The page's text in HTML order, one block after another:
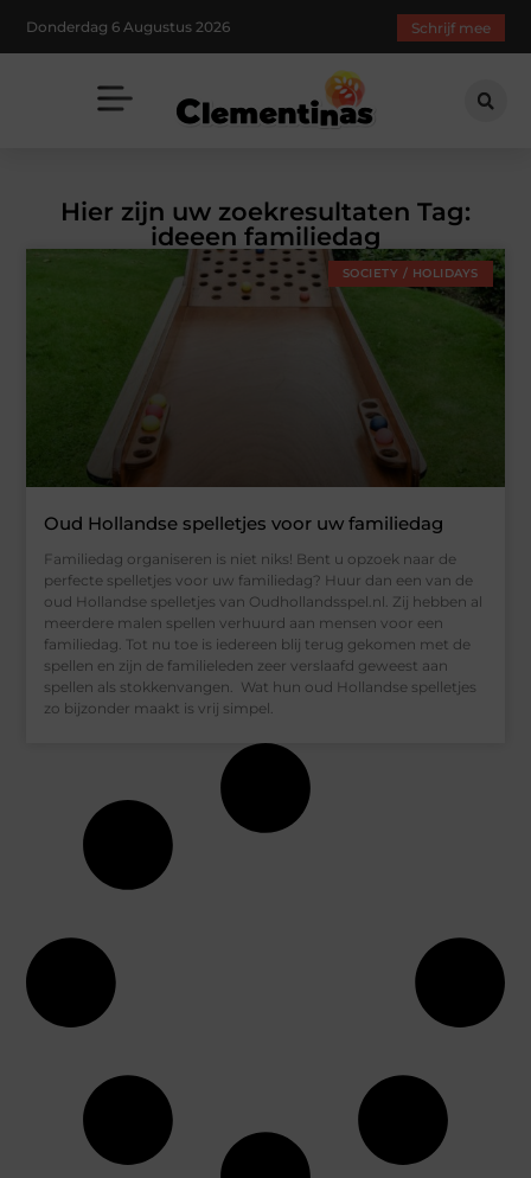
Donderdag 6 Augustus 2026 Schrijf mee
Hier zijn uw zoekresultaten Tag:
ideeen familiedag
SOCIETY / HOLIDAYS
Oud Hollandse spelletjes voor uw familiedag
Familiedag organiseren is niet niks! Bent u opzoek naar de
perfecte spelletjes voor uw familiedag? Huur dan een van de
oud Hollandse spelletjes van Oudhollandsspel.nl. Zij hebben al
meerdere malen spellen verhuurd aan mensen voor een
familiedag. Tot nu toe is iedereen blij terug gekomen met de
spellen en zijn de familieleden zeer verslaafd geweest aan
spellen als stokkenvangen. Wat hun oud Hollandse spelletjes
zo bijzonder maakt is vrij simpel.